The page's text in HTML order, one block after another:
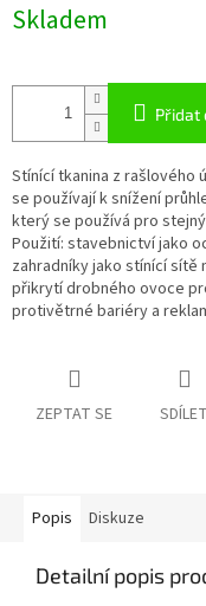
cena:
Skladem
Přidat
Stínící tkanina z rašlového
se používají k snížení
který se používá pro
Použití: stavebnictví jako
zahradníky jako stínící sítě
přikrytí drobného ovoce
protivětrné bariéry a
ZEPTAT SE SDÍLET
Popis Diskuze
Detailní popis